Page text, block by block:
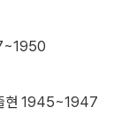
현 1945~1947